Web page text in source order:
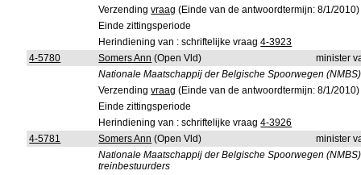
Verzendingvraag (Einde van de antwoordtermijn: 8/1/2010)
Einde zittingsperiode
Herindiening van : schriftelijke vraag4-3923
4-5780
Somers Ann (Open Vld)
minister
Nationale Maatschappij der Belgische Spoorwegen
Verzendingvraag (Einde van de antwoordtermijn: 8/1/2010)
Einde zittingsperiode
Herindiening van : schriftelijke vraag4-3926
4-5781
Somers Ann (Open Vld)
minister
Nationale Maatschappij der Belgische Spoorwegen
treinbestuurders